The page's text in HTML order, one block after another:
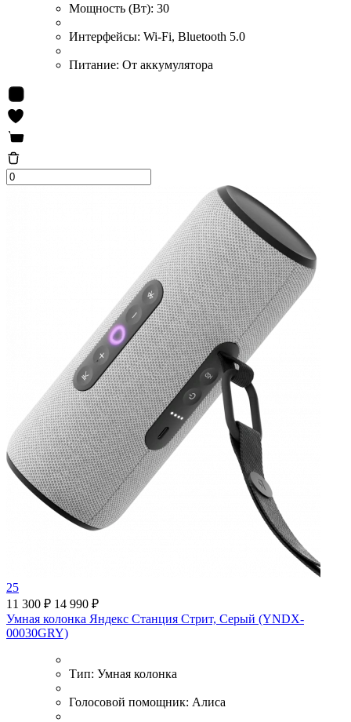
Мощность (Вт): 30
Интерфейсы: Wi-Fi, Bluetooth 5.0
Питание: От аккумулятора
25
11 300 ₽ 14 990 ₽
Умная колонка Яндекс Станция Стрит, Серый (YNDX-
00030GRY)
Тип: Умная колонка
Голосовой помощник: Алиса